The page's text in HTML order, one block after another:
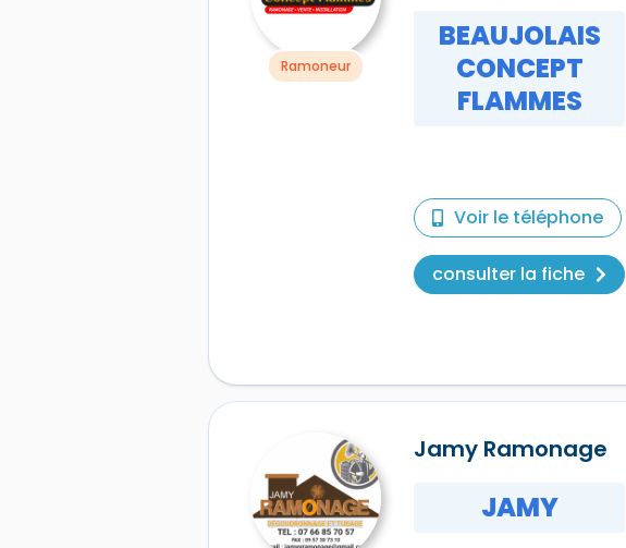
Ramoneur
BEAUJOLAIS
CONCEPT
FLAMMES
Voir le téléphone
consulter la fiche
Jamy Ramonage
JAMY